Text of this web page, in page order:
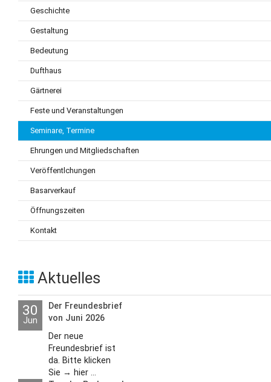
Geschichte
Gestaltung
Bedeutung
Dufthaus
Gärtnerei
Feste und Veranstaltungen
Seminare, Termine
Ehrungen und Mitgliedschaften
Veröffentlchungen
Basarverkauf
Öffnungszeiten
Kontakt
Aktuelles
30
Jun
Der Freundesbrief
von Juni 2026
Der neue
Freundesbrief ist
da. Bitte klicken
Sie → hier ...